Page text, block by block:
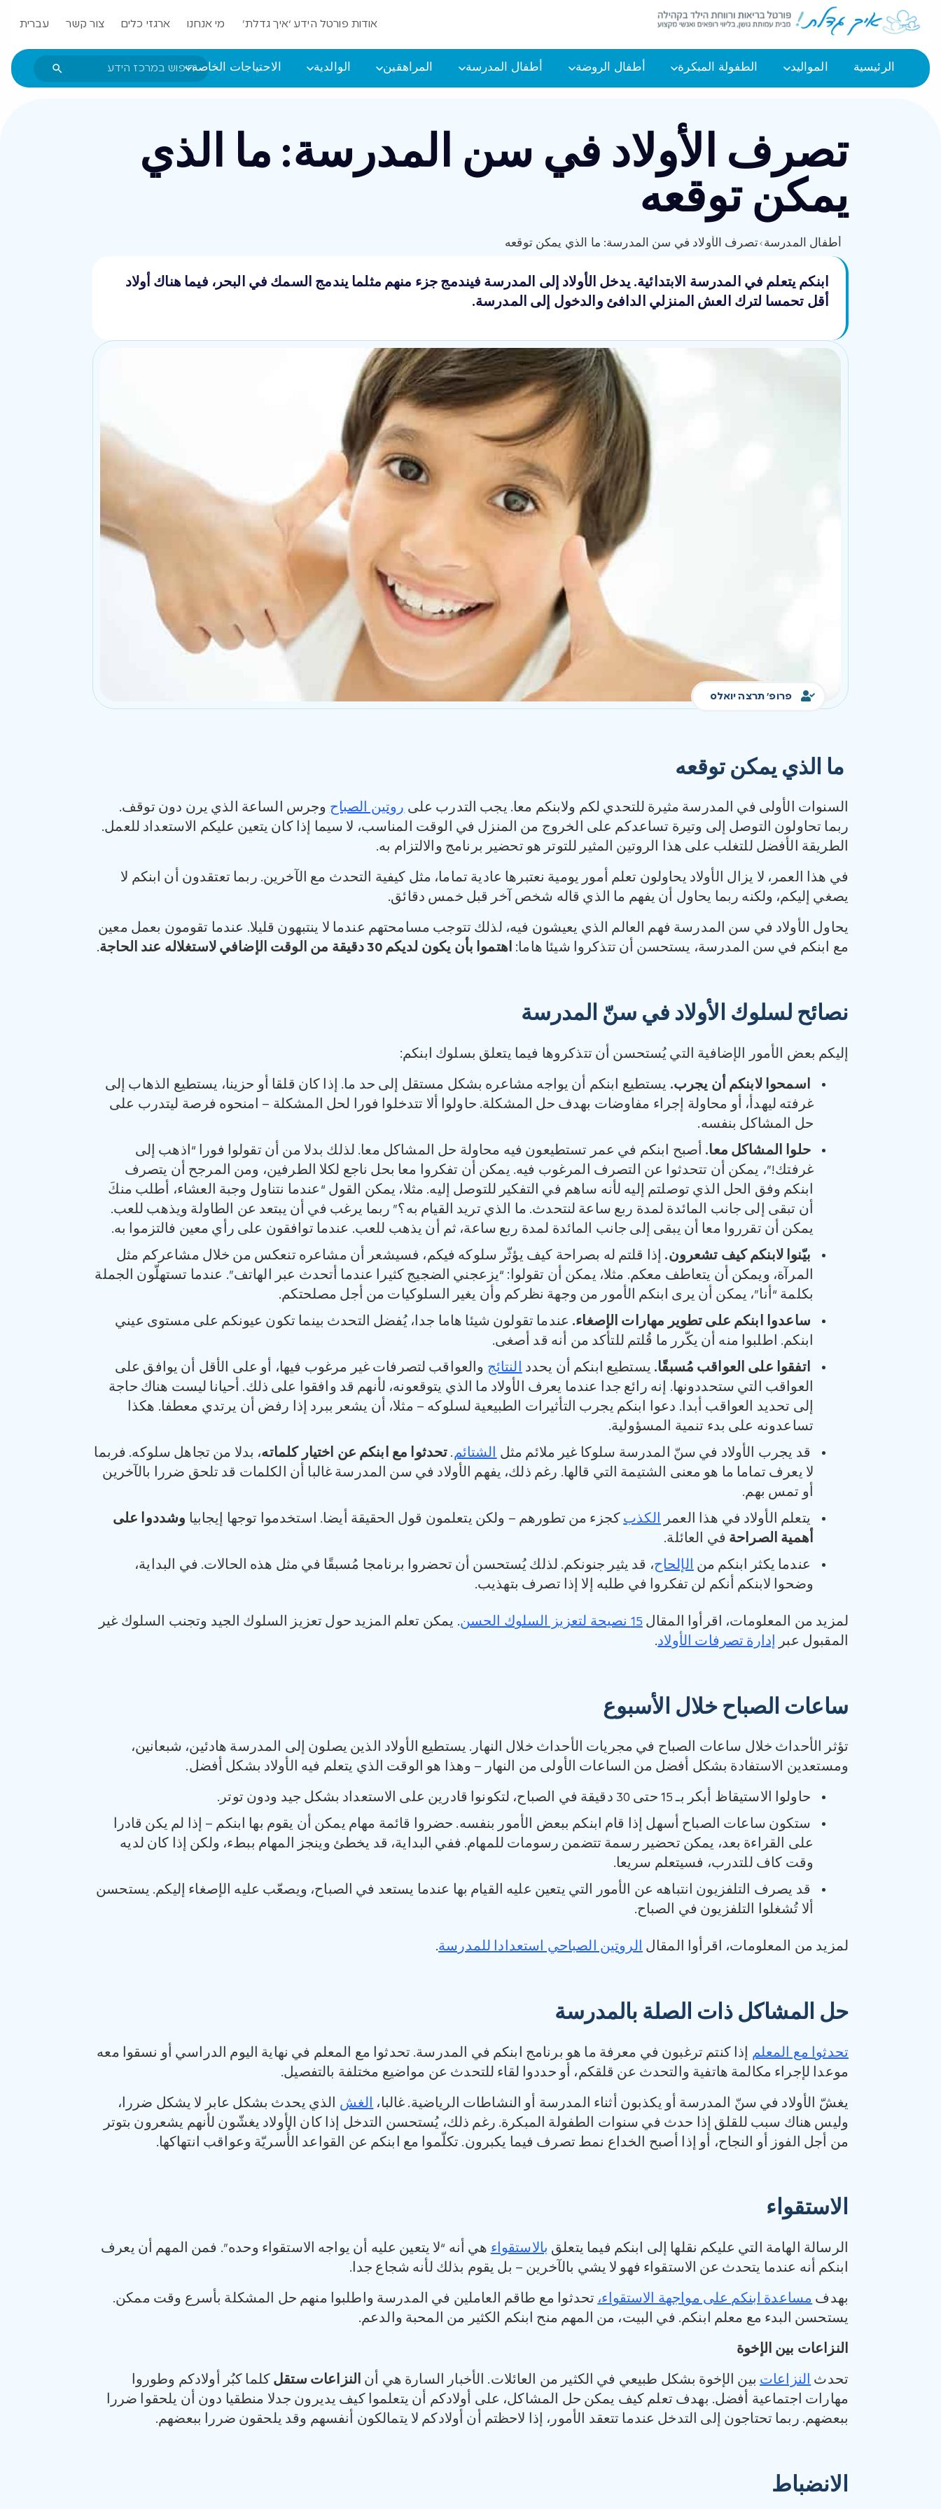
אודות פורטל הידע ‘איך גדלת’ מי אנחנו ארגזי כלים צור קשר עברית
الرئيسية المواليد الطفولة المبكرة أطفال الروضة أطفال المدرسة المراهقين الوالدية الاحتياجات الخاصة
تصرف الأولاد في سن المدرسة: ما الذي
يمكن توقعه
أطفال المدرسة›تصرف الأولاد في سن المدرسة: ما الذي يمكن توقعه
ابنكم يتعلم في المدرسة الابتدائية. يدخل الأولاد إلى المدرسة فيندمج جزء منهم مثلما يندمج السمك في البحر، فيما هناك أولاد
أقل تحمسا لترك العش المنزلي الدافئ والدخول إلى المدرسة.
פרופ' תרצה יואלס
ما الذي يمكن توقعه
السنوات الأولى في المدرسة مثيرة للتحدي لكم ولابنكم معا. يجب التدرب على روتين الصباح وجرس الساعة الذي يرن دون توقف.
ربما تحاولون التوصل إلى وتيرة تساعدكم على الخروج من المنزل في الوقت المناسب، لا سيما إذا كان يتعين عليكم الاستعداد للعمل.
الطريقة الأفضل للتغلب على هذا الروتين المثير للتوتر هو تحضير برنامج والالتزام به.
في هذا العمر، لا يزال الأولاد يحاولون تعلم أمور يومية نعتبرها عادية تماما، مثل كيفية التحدث مع الآخرين. ربما تعتقدون أن ابنكم لا
يصغي إليكم، ولكنه ربما يحاول أن يفهم ما الذي قاله شخص آخر قبل خمس دقائق.
يحاول الأولاد في سن المدرسة فهم العالم الذي يعيشون فيه، لذلك تتوجب مسامحتهم عندما لا ينتبهون قليلا. عندما تقومون بعمل معين
مع ابنكم في سن المدرسة، يستحسن أن تتذكروا شيئا هاما: اهتموا بأن يكون لديكم30دقيقة من الوقت الإضافي لاستغلاله عند الحاجة.
نصائح لسلوك الأولاد في سنّ المدرسة
إليكم بعض الأمور الإضافية التي يُستحسن أن تتذكروها فيما يتعلق بسلوك ابنكم:
اسمحوا لابنكم أن يجرب. يستطيع ابنكم أن يواجه مشاعره بشكل مستقل إلى حد ما. إذا كان قلقا أو حزينا، يستطيع الذهاب إلى
غرفته ليهدأ، أو محاولة إجراء مفاوضات بهدف حل المشكلة. حاولوا ألا تتدخلوا فورا لحل المشكلة – امنحوه فرصة ليتدرب على
حل المشاكل بنفسه.
حلوا المشاكل معا. أصبح ابنكم في عمر تستطيعون فيه محاولة حل المشاكل معا. لذلك بدلا من أن تقولوا فورا “اذهب إلى
غرفتك!”، يمكن أن تتحدثوا عن التصرف المرغوب فيه. يمكن أن تفكروا معا بحل ناجع لكلا الطرفين، ومن المرجح أن يتصرف
ابنكم وفق الحل الذي توصلتم إليه لأنه ساهم في التفكير للتوصل إليه. مثلا، يمكن القول “عندما نتناول وجبة العشاء، أطلب منكَ
أن تبقى إلى جانب المائدة لمدة ربع ساعة لنتحدث. ما الذي تريد القيام به؟” ربما يرغب في أن يبتعد عن الطاولة ويذهب للعب.
يمكن أن تقرروا معا أن يبقى إلى جانب المائدة لمدة ربع ساعة، ثم أن يذهب للعب. عندما توافقون على رأي معين فالتزموا به.
بيّنوا لابنكم كيف تشعرون. إذا قلتم له بصراحة كيف يؤثّر سلوكه فيكم، فسيشعر أن مشاعره تنعكس من خلال مشاعركم مثل
المرآة، ويمكن أن يتعاطف معكم. مثلا، يمكن أن تقولوا: “يزعجني الضجيج كثيرا عندما أتحدث عبر الهاتف”. عندما تستهلّون الجملة
بكلمة “أنا”، يمكن أن يرى ابنكم الأمور من وجهة نظركم وأن يغير السلوكيات من أجل مصلحتكم.
ساعدوا ابنكم على تطوير مهارات الإصغاء. عندما تقولون شيئا هاما جدا، يُفضل التحدث بينما تكون عيونكم على مستوى عيني
ابنكم. اطلبوا منه أن يكّرر ما قُلتم للتأكد من أنه قد أصغى.
اتفقوا على العواقب مُسبقًا. يستطيع ابنكم أن يحدد النتائج والعواقب لتصرفات غير مرغوب فيها، أو على الأقل أن يوافق على
العواقب التي ستحددونها. إنه رائع جدا عندما يعرف الأولاد ما الذي يتوقعونه، لأنهم قد وافقوا على ذلك. أحيانا ليست هناك حاجة
إلى تحديد العواقب أبدا. دعوا ابنكم يجرب التأثيرات الطبيعية لسلوكه – مثلا، أن يشعر ببرد إذا رفض أن يرتدي معطفا. هكذا
تساعدونه على بدء تنمية المسؤولية.
قد يجرب الأولاد في سنّ المدرسة سلوكا غير ملائم مثل
الشتائم. تحدثوا مع ابنكم عن اختيار كلماته، بدلا من تجاهل سلوكه. فربما
لا يعرف تماما ما هو معنى الشتيمة التي قالها. رغم ذلك، يفهم الأولاد في سن المدرسة غالبا أن الكلمات قد تلحق ضررا بالآخرين
أو تمس بهم.
يتعلم الأولاد في هذا العمر
الكذب كجزء من تطورهم – ولكن يتعلمون قول الحقيقة أيضا. استخدموا توجها إيجابيا وشددوا على
أهمية الصراحة في العائلة.
عندما يكثر ابنكم من الإلحاح، قد يثير جنونكم. لذلك يُستحسن أن تحضروا برنامجا مُسبقًا في مثل هذه الحالات. في البداية،
وضحوا لابنكم أنكم لن تفكروا في طلبه إلا إذا تصرف بتهذيب.
لمزيد من المعلومات، اقرأوا المقال ‏ 15‏ نصيحة لتعزيز السلوك الحسن
. يمكن تعلم المزيد حول تعزيز السلوك الجيد وتجنب السلوك غير
المقبول عبر
إدارة تصرفات الأولاد.
ساعات الصباح خلال الأسبوع
تؤثر الأحداث خلال ساعات الصباح في مجريات الأحداث خلال النهار. يستطيع الأولاد الذين يصلون إلى المدرسة هادئين، شبعانين،
ومستعدين الاستفادة بشكل أفضل من الساعات الأولى من النهار – وهذا هو الوقت الذي يتعلم فيه الأولاد بشكل أفضل.
حاولوا الاستيقاظ أبكر بـ 15 حتى 30 دقيقة في الصباح، لتكونوا قادرين على الاستعداد بشكل جيد ودون توتر.
ستكون ساعات الصباح أسهل إذا قام ابنكم ببعض الأمور بنفسه. حضروا قائمة مهام يمكن أن يقوم بها ابنكم – إذا لم يكن قادرا
على القراءة بعد، يمكن تحضير رسمة تتضمن رسومات للمهام. ففي البداية، قد يخطئ وينجز المهام ببطء، ولكن إذا كان لديه
وقت كاف للتدرب، فسيتعلم سريعا.
قد يصرف التلفزيون انتباهه عن الأمور التي يتعين عليه القيام بها عندما يستعد في الصباح، ويصعّب عليه الإصغاء إليكم. يستحسن
ألا تُشغلوا التلفزيون في الصباح.
لمزيد من المعلومات، اقرأوا المقال الروتين الصباحي استعدادا للمدرسة.
حل المشاكل ذات الصلة بالمدرسة
تحدثوا مع المعلم إذا كنتم ترغبون في معرفة ما هو برنامج ابنكم في المدرسة. تحدثوا مع المعلم في نهاية اليوم الدراسي أو نسقوا معه
موعدا لإجراء مكالمة هاتفية والتحدث عن قلقكم، أو حددوا لقاء للتحدث عن مواضيع مختلفة بالتفصيل.
يغشّ الأولاد في سنّ المدرسة أو يكذبون أثناء المدرسة أو النشاطات الرياضية. غالبا، الغش الذي يحدث بشكل عابر لا يشكل ضررا،
وليس هناك سبب للقلق إذا حدث في سنوات الطفولة المبكرة. رغم ذلك، يُستحسن التدخل إذا كان الأولاد يغشّون لأنهم يشعرون بتوتر
من أجل الفوز أو النجاح، أو إذا أصبح الخداع نمط تصرف فيما يكبرون. تكلّموا مع ابنكم عن القواعد الأُسريّة وعواقب انتهاكها.
الاستقواء
الرسالة الهامة التي عليكم نقلها إلى ابنكم فيما يتعلق بالاستقواء هي أنه “لا يتعين عليه أن يواجه الاستقواء وحده”. فمن المهم أن يعرف
ابنكم أنه عندما يتحدث عن الاستقواء فهو لا يشي بالآخرين – بل يقوم بذلك لأنه شجاع جدا.
بهدف مساعدة ابنكم على مواجهة الاستقواء، تحدثوا مع طاقم العاملين في المدرسة واطلبوا منهم حل المشكلة بأسرع وقت ممكن.
يستحسن البدء مع معلم ابنكم. في البيت، من المهم منح ابنكم الكثير من المحبة والدعم.
النزاعات بين الإخوة
تحدث النزاعات بين الإخوة بشكل طبيعي في الكثير من العائلات. الأخبار السارة هي أن النزاعات ستقل كلما كبُر أولادكم وطوروا
مهارات اجتماعية أفضل. بهدف تعلم كيف يمكن حل المشاكل، على أولادكم أن يتعلموا كيف يديرون جدلا منطقيا دون أن يلحقوا ضررا
ببعضهم. ربما تحتاجون إلى التدخل عندما تتعقد الأمور، إذا لاحظتم أن أولادكم لا يتمالكون أنفسهم وقد يلحقون ضررا ببعضهم.
الانضباط